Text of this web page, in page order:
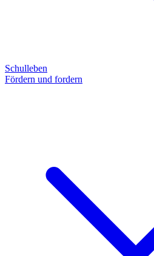
Schulleben
Fördern und fordern